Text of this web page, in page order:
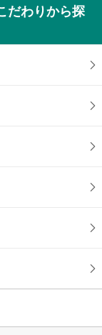
だわりから探